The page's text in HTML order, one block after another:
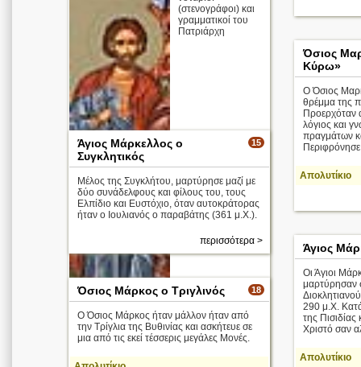
(στενογράφοι) και
γραμματικοί του
Πατριάρχη
Όσιος
Κύρω»
Ο Όσιος
θρέμμα της
Προερχόταν
λόγιος και
πραγμάτων
Απολυτίκιο
15
Άγιος Μάρκελλος ο
Συγκλητικός
Μέλος της Συγκλήτου, μαρτύρησε μαζί με
δύο συνάδελφους και φίλους του, τους
Ελπίδιο και Ευστόχιο, όταν αυτοκράτορας
ήταν ο Ιουλιανός ο παραβάτης (361 μ.Χ.).
περισσότερα >
Άγιος
Οι Άγιοι
μαρτύρησαν
290 μ.Χ.
της
Χριστό σαν
Απολυτίκιο
18
Όσιος Μάρκος ο Τριγλινός
Ο Όσιος Μάρκος ήταν μάλλον ήταν από
την Τρίγλια της Βυθινίας και ασκήτευε σε
μια από τις εκεί τέσσερις μεγάλες Μονές.